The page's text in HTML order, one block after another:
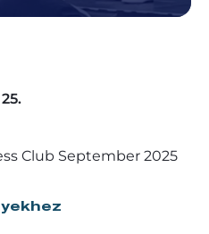
Club September 2025